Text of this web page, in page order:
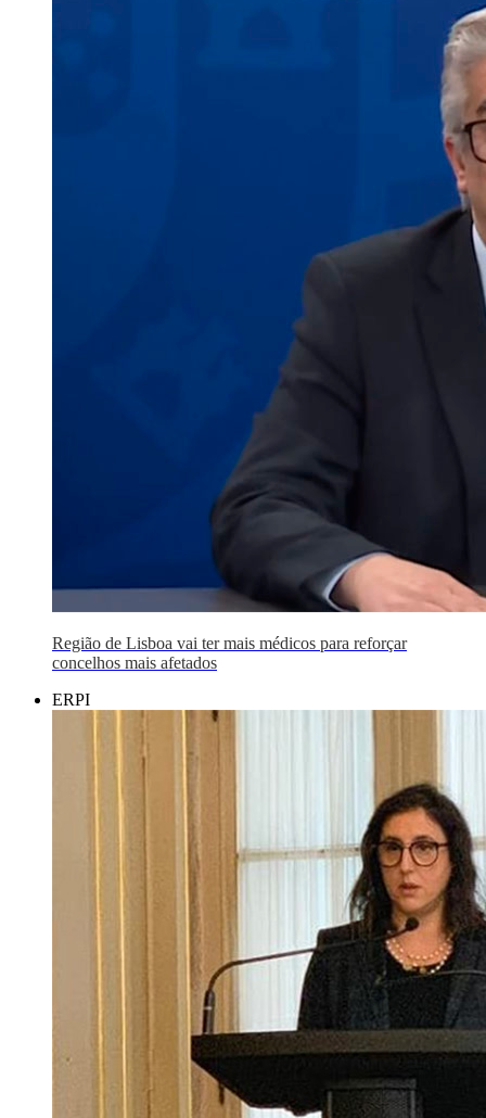
Região de Lisboa vai ter mais médicos para reforçar
concelhos mais afetados
ERPI